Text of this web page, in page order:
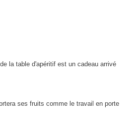
la table d'apéritif est un cadeau arrivé
ses fruits comme le travail en porte